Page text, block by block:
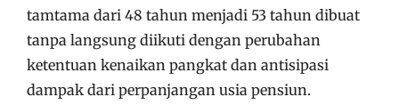
tamtama dari 48 tahun menjadi 53 tahun dibuat
tanpa langsung diikuti dengan perubahan
ketentuan kenaikan pangkat dan antisipasi
dampak dari perpanjangan usia pensiun.